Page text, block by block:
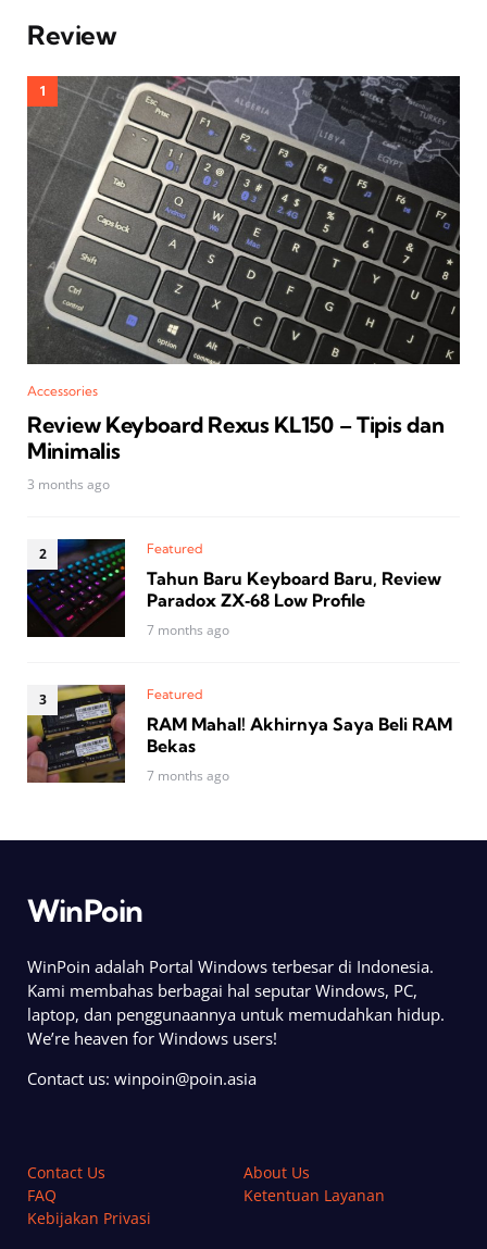
Review
Accessories
Review Keyboard Rexus KL150 – Tipis dan
Minimalis
3 months ago
Featured
Tahun Baru Keyboard Baru, Review
Paradox ZX‑68 Low Profile
7 months ago
Featured
RAM Mahal! Akhirnya Saya Beli RAM
Bekas
7 months ago
WinPoin
WinPoin adalah Portal Windows terbesar di Indonesia.
Kami membahas berbagai hal seputar Windows, PC,
laptop, dan penggunaannya untuk memudahkan hidup.
We’re heaven for Windows users!
Contact us: winpoin@poin.asia
Contact Us
About Us
FAQ
Ketentuan Layanan
Kebijakan Privasi